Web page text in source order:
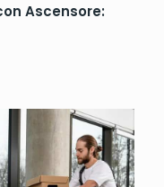
Ascensore: